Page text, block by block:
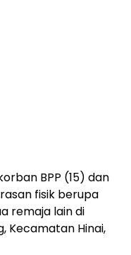
BPP (15) dan
fisik berupa
remaja lain di
Kecamatan Hinai,